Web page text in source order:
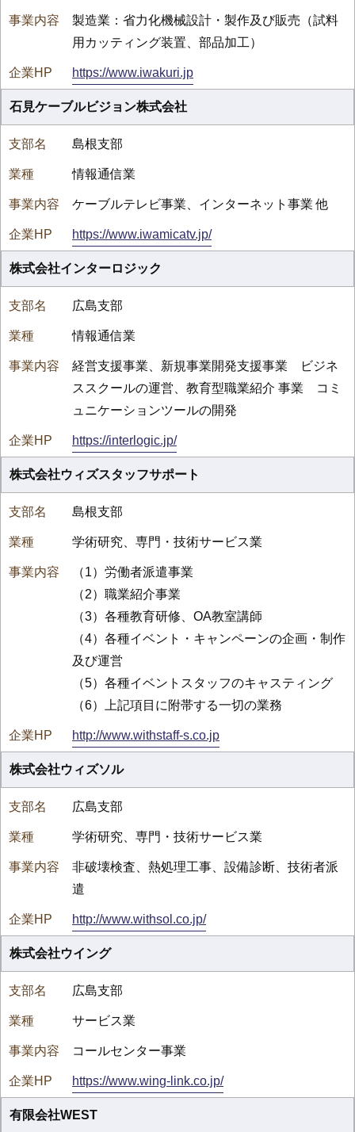
製造業：省力化機械設計・製作及び販売（試料
用カッティング装置、部品加工）
https://www.iwakuri.jp
石見ケーブルビジョン株式会社
島根支部
情報通信業
ケーブルテレビ事業、インターネット事業 他
https://www.iwamicatv.jp/
株式会社インターロジック
広島支部
情報通信業
経営支援事業、新規事業開発支援事業 ビジネ
ススクールの運営、教育型職業紹介 事業 コミ
ュニケーションツールの開発
https://interlogic.jp/
株式会社ウィズスタッフサポート
島根支部
学術研究、専門・技術サービス業
（1）労働者派遣事業
（2）職業紹介事業
（3）各種教育研修、OA教室講師
（4）各種イベント・キャンペーンの企画・制作
及び運営
（5）各種イベントスタッフのキャスティング
（6）上記項目に附帯する一切の業務
http://www.withstaff-s.co.jp
株式会社ウィズソル
広島支部
学術研究、専門・技術サービス業
非破壊検査、熱処理工事、設備診断、技術者派
遣
http://www.withsol.co.jp/
株式会社ウイング
広島支部
サービス業
コールセンター事業
https://www.wing-link.co.jp/
有限会社WEST